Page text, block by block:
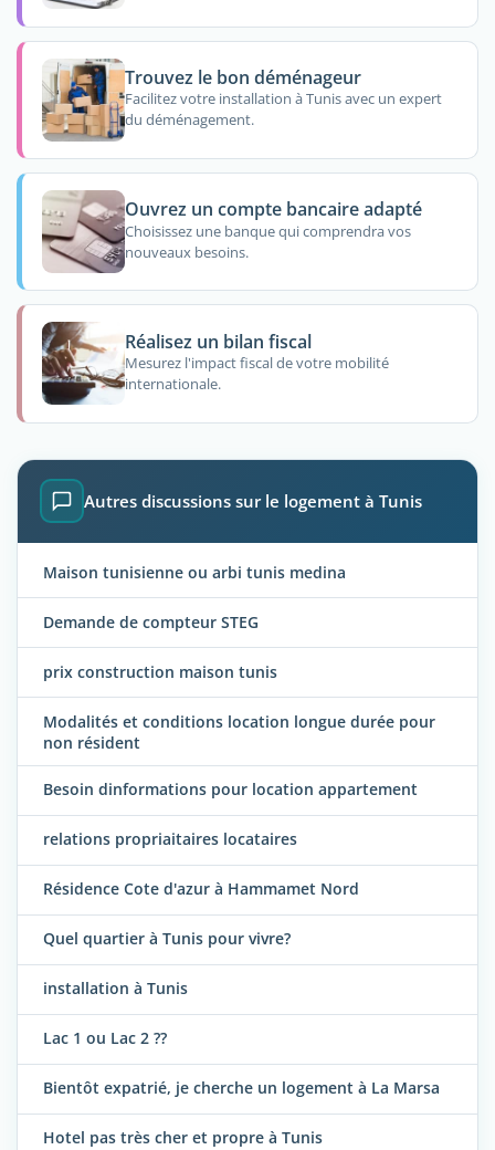
Trouvez le bon déménageur
Facilitez votre installation à Tunis avec un expert
du déménagement.
Ouvrez un compte bancaire adapté
Choisissez une banque qui comprendra vos
nouveaux besoins.
Réalisez un bilan fiscal
Mesurez l'impact fiscal de votre mobilité
internationale.
Autres discussions sur le logement à Tunis
Maison tunisienne ou arbi tunis medina
Demande de compteur STEG
prix construction maison tunis
Modalités et conditions location longue durée pour
non résident
Besoin dinformations pour location appartement
relations propriaitaires locataires
Résidence Cote d'azur à Hammamet Nord
Quel quartier à Tunis pour vivre?
installation à Tunis
Lac 1 ou Lac 2 ??
Bientôt expatrié, je cherche un logement à La Marsa
Hotel pas très cher et propre à Tunis